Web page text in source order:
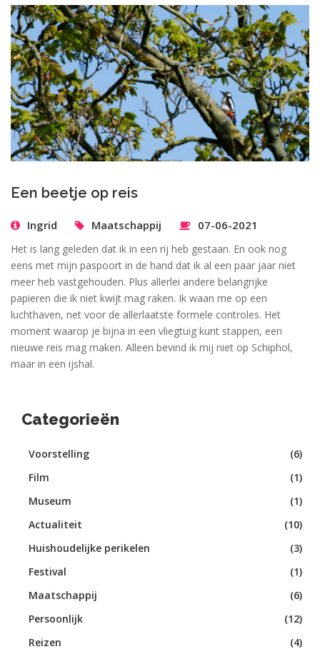
Een beetje op reis
Ingrid Maatschappij 07-06-2021
Het is lang geleden dat ik in een rij heb gestaan. En ook nog
eens met mijn paspoort in de hand dat ik al een paar jaar niet
meer heb vastgehouden. Plus allerlei andere belangrijke
papieren die ik niet kwijt mag raken. Ik waan me op een
luchthaven, net voor de allerlaatste formele controles. Het
moment waarop je bijna in een vliegtuig kunt stappen, een
nieuwe reis mag maken. Alleen bevind ik mij niet op Schiphol,
maar in een ijshal.
Categorieën
Voorstelling
(6)
Film
(1)
Museum
(1)
Actualiteit
(10)
Huishoudelijke perikelen
(3)
Festival
(1)
Maatschappij
(6)
Persoonlijk
(12)
Reizen
(4)